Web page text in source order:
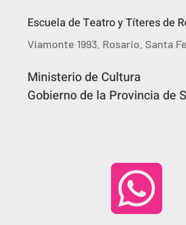
Escuela de Teatro y Títeres de
Viamonte 1993. Rosario. Santa
Ministerio de Cultura
Gobierno de la Provincia de
